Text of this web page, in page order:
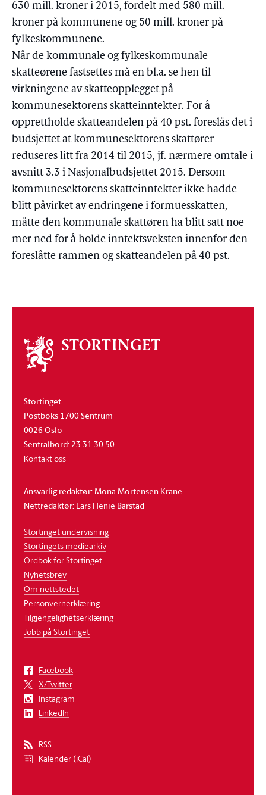
630 mill. kroner i 2015, fordelt med 580 mill.
kroner på kommunene og 50 mill. kroner på
fylkeskommunene.
Når de kommunale og fylkeskommunale
skatteørene fastsettes må en bl.a. se hen til
virkningene av skatteopplegget på
kommunesektorens skatteinntekter. For å
opprettholde skatteandelen på 40 pst. foreslås det i
budsjettet at kommunesektorens skattører
reduseres litt fra 2014 til 2015, jf. nærmere omtale i
avsnitt 3.3 i Nasjonalbudsjettet 2015. Dersom
kommunesektorens skatteinntekter ikke hadde
blitt påvirket av endringene i formuesskatten,
måtte den kommunale skattøren ha blitt satt noe
mer ned for å holde inntektsveksten innenfor den
foreslåtte rammen og skatteandelen på 40 pst.
Om
stortinget
Stortinget
Postboks 1700 Sentrum
0026 Oslo
Sentralbord: 23 31 30 50
Kontakt oss
Ansvarlig redaktør: Mona Mortensen Krane
Nettredaktør: Lars Henie Barstad
Stortinget undervisning
Stortingets mediearkiv
Ordbok for Stortinget
Nyhetsbrev
Om nettstedet
Personvernerklæring
Tilgjengelighetserklæring
Jobb på Stortinget
Facebook
X/Twitter
Instagram
LinkedIn
RSS
Kalender (iCal)